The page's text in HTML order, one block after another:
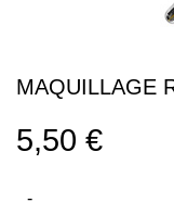
MAQUILLAGE
5,50 €
-